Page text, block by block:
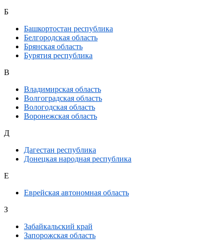
Б
Башкортостан республика
Белгородская область
Брянская область
Бурятия республика
В
Владимирская область
Волгоградская область
Вологодская область
Воронежская область
Д
Дагестан республика
Донецкая народная республика
Е
Еврейская автономная область
З
Забайкальский край
Запорожская область